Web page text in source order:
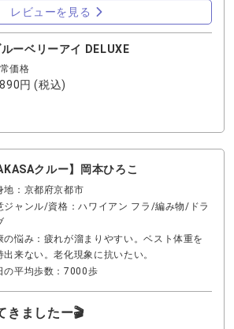
レビューを見る
ーベリーアイ DELUXE
価格
円(税込)
クルー】岡本ひろこ
地：京都府京都市
ジャンル/資格：ハワイアン フラ/編み物/ドラ
の悩み：疲れが溜まりやすい。ベスト体重を
出来ない。老化現象に抗いたい。
の平均歩数：7000歩
きましたー🎬